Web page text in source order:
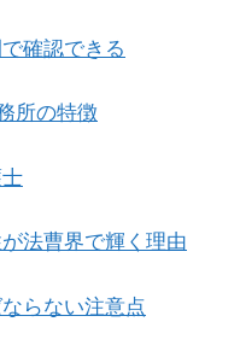
確認できる
所の特徴
法曹界で輝く理由
らない注意点